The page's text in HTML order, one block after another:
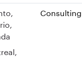
Consulting